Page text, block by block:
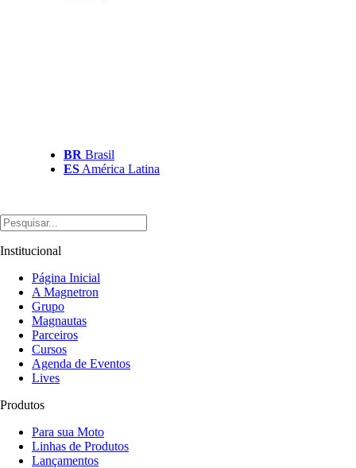
BR Brasil
ES América Latina
Institucional
Página Inicial
A Magnetron
Grupo
Magnautas
Parceiros
Cursos
Agenda de Eventos
Lives
Produtos
Para sua Moto
Linhas de Produtos
Lançamentos